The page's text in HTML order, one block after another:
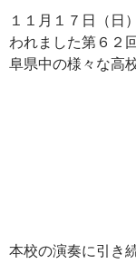
１１月１７日（日
われました第６２
阜県中の様々な高
本校の演奏に引き